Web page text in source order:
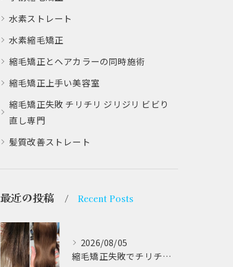
水素ストレート
水素縮毛矯正
縮毛矯正とヘアカラーの同時施術
縮毛矯正上手い美容室
縮毛矯正失敗 チリチリ ジリジリ ビビり
直し専門
髪質改善ストレート
最近の投稿 Recent Posts
2026/08/05
縮毛矯正失敗でチリチリジリジリの髪をビビり直し専門が丁寧に修復する方法解説